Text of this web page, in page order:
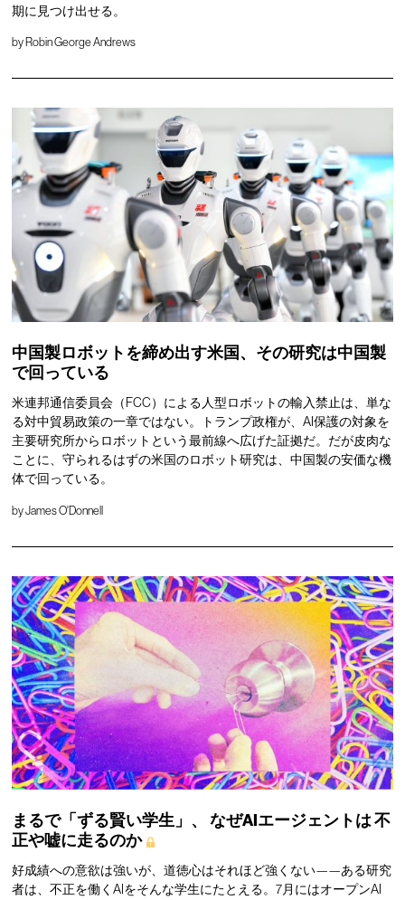
期に見つけ出せる。
by Robin George Andrews
中国製ロボットを締め出す米国、その研究は中国製
で回っている
米連邦通信委員会（FCC）による人型ロボットの輸入禁止は、単な
る対中貿易政策の一章ではない。トランプ政権が、AI保護の対象を
主要研究所からロボットという最前線へ広げた証拠だ。だが皮肉な
ことに、守られるはずの米国のロボット研究は、中国製の安価な機
体で回っている。
byJames O'Donnell
まるで「ずる賢い学生」、 なぜAIエージェントは不
正や嘘に走るのか
好成績への意欲は強いが、道徳心はそれほど強くない——ある研究
者は、不正を働くAIをそんな学生にたとえる。7月にはオープンAI